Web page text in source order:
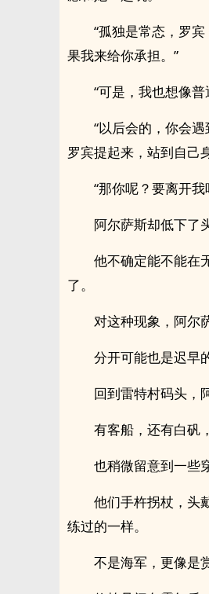
“孤独是常态，罗
果我来给你承担。”
“可是，我也想像
“以后会的，你会
罗宾提起来，站到自己
“那你呢？要离开我
阿尔萨斯却低下了
他不确定能不能在
了。
对这种现象，阿尔
分开可能也是迟早
回到雷特村码头，
有客船，还有白矾
也稍微留意到一些
他们手杵拐杖，头
练过的一样。
不是海军，更像是